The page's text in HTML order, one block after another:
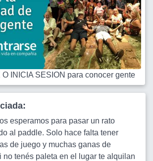
O INICIA SESION para conocer gente
esperamos para pasar un rato
al paddle. Solo hace falta tener
de juego y muchas ganas de
no tenés paleta en el lugar te alquilan